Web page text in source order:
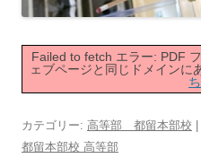
Failed to fetch エラー: PDF
ェブページと同じドメインに
カテゴリー: 高等部 都留本部校
都留本部校 高等部